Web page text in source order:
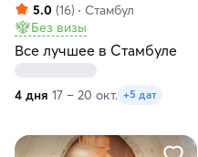
5.0 (16)
Стамбул
Без визы
Все лучшее в Стамбуле
4 дня 17 – 20 окт. +5 дат